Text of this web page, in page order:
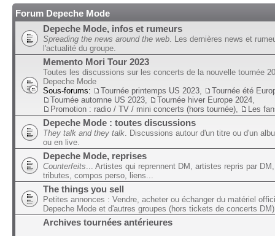
Forum Depeche Mode
Depeche Mode, infos et rumeurs
Spreading the news around the web . Les dernières news et
l'actualité du groupe.
Memento Mori Tour 2023
Toutes les discussions sur les concerts de la nouvelle tournée
Depeche Mode
Sous-forums:
Tournée printemps US 2023
Tournée été
Tournée automne US 2023
Tournée hiver Europe 2024
Promotion : radio / TV / mini concerts (hors tournée)
Les
Depeche Mode : toutes discussions
They talk and they talk . Discussions autour d'un titre ou d'un
ou en live.
Depeche Mode, reprises
Counterfeits ... Artistes qui reprennent DM, artistes repris par
tributes, compos perso, liens...
The things you sell
Petites annonces : Vendre, acheter ou échanger du matériel
Depeche Mode et d'autres groupes (hors tickets de concerts DM)
Archives tournées antérieures